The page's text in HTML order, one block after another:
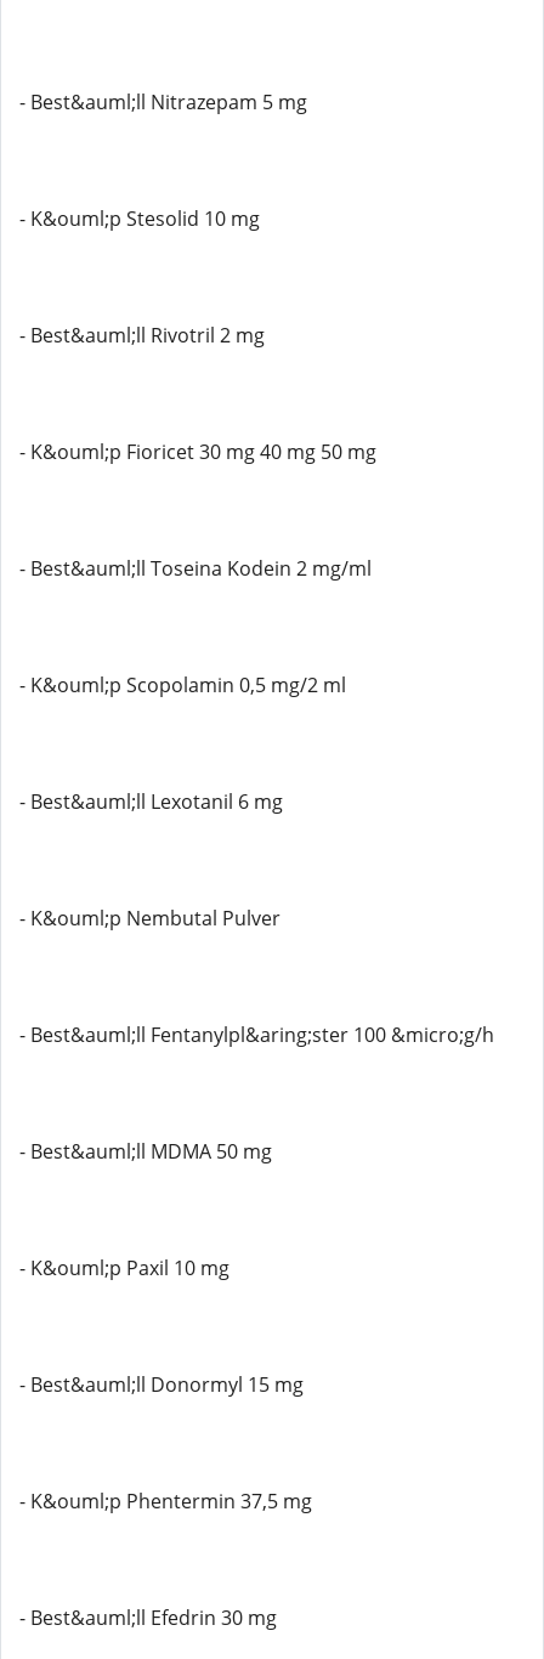
- Best&auml;ll Nitrazepam 5 mg
- K&ouml;p Stesolid 10 mg
- Best&auml;ll Rivotril 2 mg
- K&ouml;p Fioricet 30 mg 40 mg 50 mg
- Best&auml;ll Toseina Kodein 2 mg/ml
- K&ouml;p Scopolamin 0,5 mg/2 ml
- Best&auml;ll Lexotanil 6 mg
- K&ouml;p Nembutal Pulver
- Best&auml;ll Fentanylpl&aring;ster 100 &micro;g/h
- Best&auml;ll MDMA 50 mg
- K&ouml;p Paxil 10 mg
- Best&auml;ll Donormyl 15 mg
- K&ouml;p Phentermin 37,5 mg
- Best&auml;ll Efedrin 30 mg